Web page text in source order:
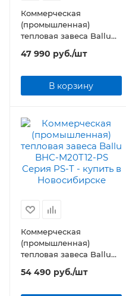
Коммерческая
(промышленная)
тепловая завеса Ballu
BHC-M15T09-PS Серия
PS-T
47 990 руб./шт
В корзину
Коммерческая
(промышленная)
тепловая завеса Ballu
BHC-M20T12-PS Серия
PS-T
54 490 руб./шт